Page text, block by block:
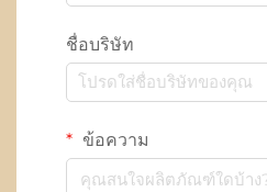
ชื่อบริษัท
ข้อความ